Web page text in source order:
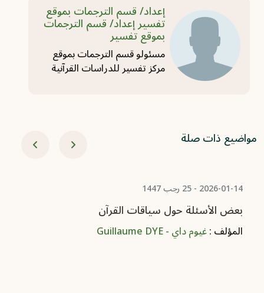
إعداد/ قسم الترجمات بموقع
تفسير إعداد/ قسم الترجمات
بموقع تفسير
مسئولو قسم الترجمات بموقع
مركز تفسير للدراسات القرآنية
مواضيع ذات صلة